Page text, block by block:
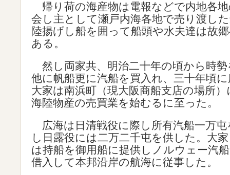
帰り荷の海産物は電報などで内地各
会し主として瀬戸内海各地で売り渡し
陸揚げし船を囲って船頭や水夫達は故
ある。
然し両家共、明治二十年の頃から時
他に帆船更に汽船を買入れ、三十年頃
大家は南浜町（現大阪商船支店の場所
海陸物産の売買業を始むるに至った。
広海は日清戦役に際し所有汽船一万屯
し日露役には二万二千屯を供した。大
は持船を御用船に提供しノルウェー汽
借入して本邦沿岸の航海に従事した。